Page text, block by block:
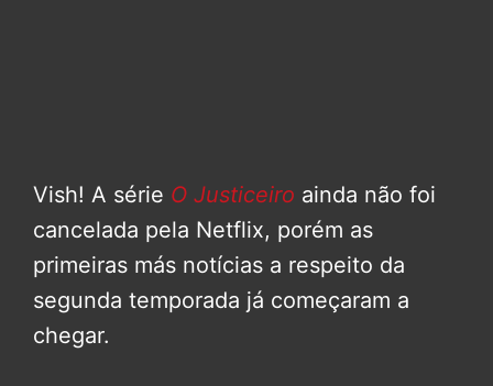
Vish! A série O Justiceiro ainda não foi
cancelada pela Netflix, porém as
primeiras más notícias a respeito da
segunda temporada já começaram a
chegar.